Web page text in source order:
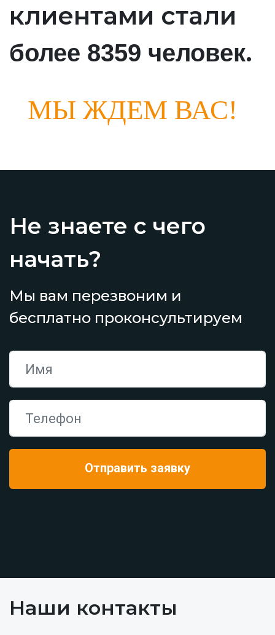
клиентами стали
более 8359 человек.
МЫ ЖДЕМ ВАС!
Не знаете с чего
начать?
Мы вам перезвоним и
бесплатно проконсультируем
Наши контакты